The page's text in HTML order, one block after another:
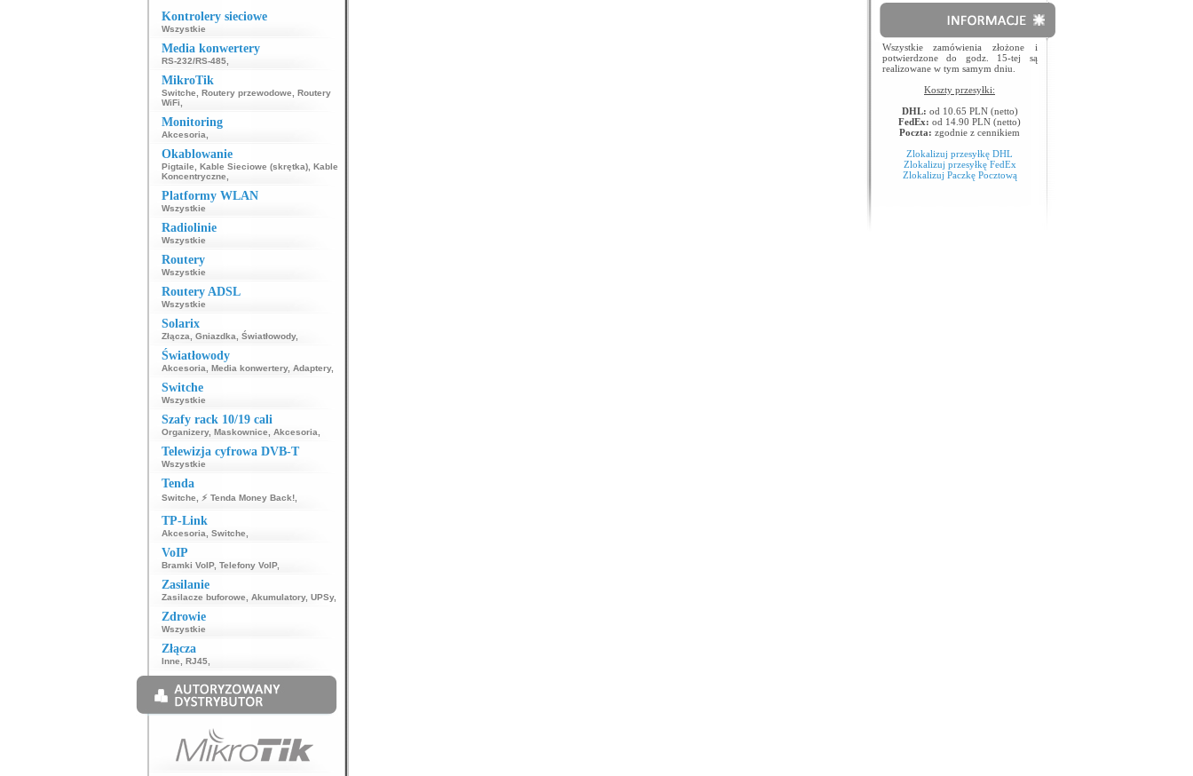
Kontrolery sieciowe
Wszystkie
Media konwertery
RS-232/RS-485,
MikroTik
Switche Routery przewodowe
Routery
WiFi
Monitoring
Akcesoria
Okablowanie
Pigtaile Kable Sieciowe (skrętka), Kable
Koncentryczne
Platformy WLAN
Wszystkie
Radiolinie
Wszystkie
Routery
Wszystkie
Routery ADSL
Wszystkie
Solarix
Złącza Gniazdka Światłowody,
Światłowody
Akcesoria Media konwertery, Adaptery,
Switche
Wszystkie
Szafy rack 10/19 cali
Organizery, Maskownice Akcesoria
Telewizja cyfrowa DVB-T
Wszystkie
Tenda
Switche ⚡ Tenda Money Back!,
TP-Link
Akcesoria Switche
VoIP
Bramki VoIP, Telefony VoIP,
Zasilanie
Zasilacze buforowe Akumulatory, UPSy,
Zdrowie
Wszystkie
Złącza
Inne RJ45,
Wszystkie zamówienia złożone i
potwierdzone do godz. 15-tej są
realizowane w tym samym dniu.
Koszty przesyłki:
DHL: od 10.65 PLN (netto)
FedEx: od 14.90 PLN (netto)
Poczta: zgodnie z cennikiem
Zlokalizuj przesyłkę DHL
Zlokalizuj przesyłkę FedEx
Zlokalizuj Paczkę Pocztową